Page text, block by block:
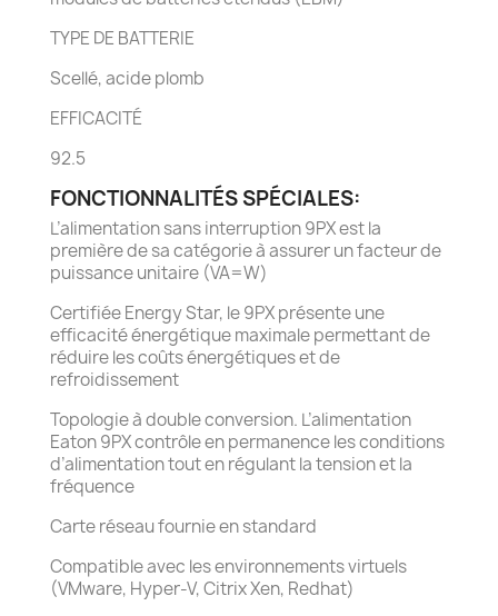
TYPE DE BATTERIE
Scellé, acide plomb
EFFICACITÉ
92.5
FONCTIONNALITÉS SPÉCIALES:
L’alimentation sans interruption 9PX est la
première de sa catégorie à assurer un facteur de
puissance unitaire (VA=W)
Certifiée Energy Star, le 9PX présente une
efficacité énergétique maximale permettant de
réduire les coûts énergétiques et de
refroidissement
Topologie à double conversion. L’alimentation
Eaton 9PX contrôle en permanence les conditions
d’alimentation tout en régulant la tension et la
fréquence
Carte réseau fournie en standard
Compatible avec les environnements virtuels
(VMware, Hyper-V, Citrix Xen, Redhat)